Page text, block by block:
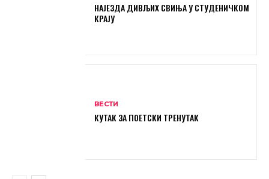
НАЈЕЗДА ДИВЉИХ СВИЊА У СТУДЕНИЧКОМ
КРАЈУ
ВЕСТИ
КУТАК ЗА ПОЕТСКИ ТРЕНУТАК